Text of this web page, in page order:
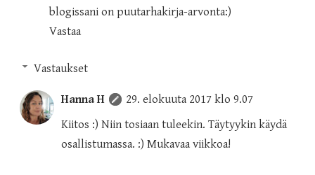
blogissani on puutarhakirja-arvonta:)
Vastaa
Vastaukset
Hanna H
29. elokuuta 2017 klo 9.07
Kiitos :) Niin tosiaan tuleekin. Täytyykin käydä
osallistumassa. :) Mukavaa viikkoa!